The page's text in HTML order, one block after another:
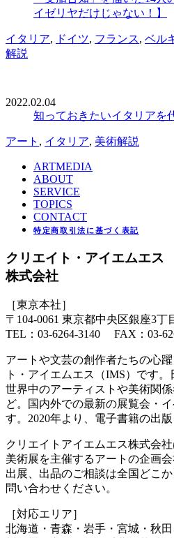
イゼリヤだけじゃない！】
イタリア, ドイツ, フランス, ベル
解説
2022.02.04
知っておきたいイタリアを
アート , イタリア, 美術解説
ARTMEDIA
ABOUT
SERVICE
TOPICS
CONTACT
特定商取引法に基づく表記
クリエイト・アイエムエス
株式会社
［東京本社］
〒104-0061 東京都中央区銀座3丁
TEL：03-6264-3140 FAX：03-
アートや文芸の創作者たちの心
ト・アイエムエス（IMS）です。
世界中のアーティストや美術関
ど。国内外での最新の展覧会・
す。2020年より、電子書籍の出
クリエイトアイエムエス株式会
美術展を主催するアートの企画会
出展、出品のご相談は全国どこ
問い合わせください。
［対応エリア］
北海道・青森・岩手・宮城・秋